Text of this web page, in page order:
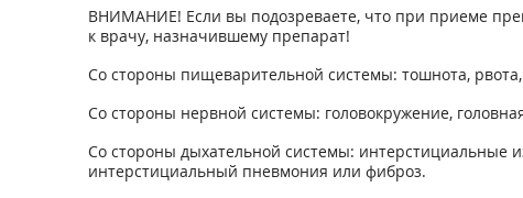
ВНИМАНИЕ! Если вы подозреваете, что при приеме
к врачу, назначившему препарат!
Со стороны пищеварительной системы: тошнота,
Со стороны нервной системы: головокружение,
Со стороны дыхательной системы: интерстициальные
интерстициальный пневмония или фиброз.